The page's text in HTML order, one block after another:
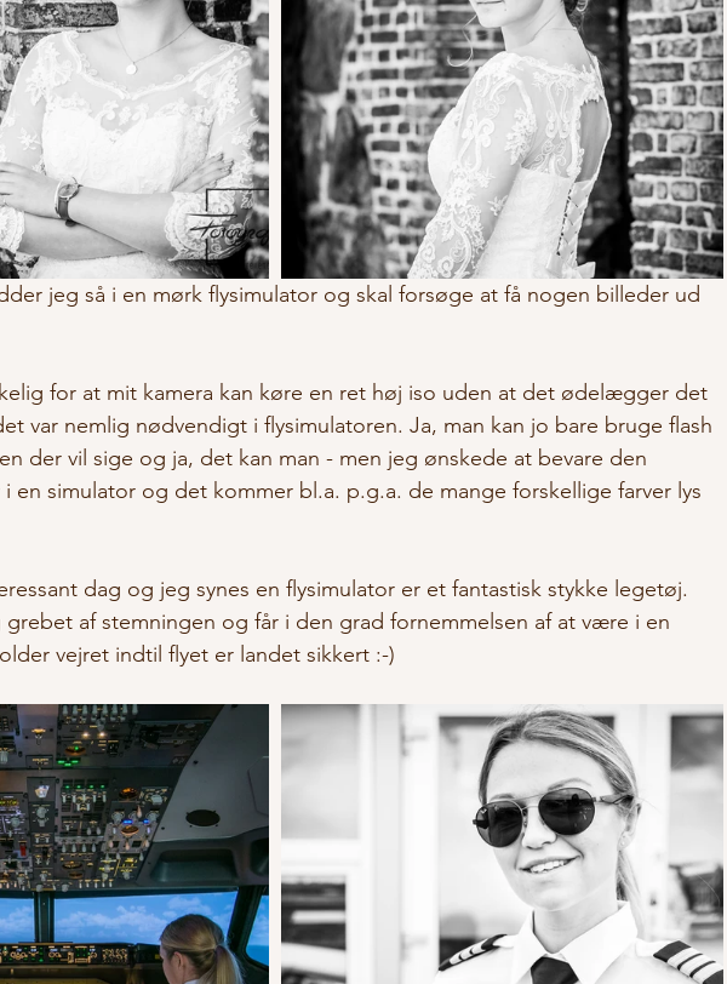
jeg så i en mørk flysimulator og skal forsøge at få nogen billeder ud
for at mit kamera kan køre en ret høj iso uden at det ødelægger det
var nemlig nødvendigt i flysimulatoren. Ja, man kan jo bare bruge flash
der vil sige og ja, det kan man - men jeg ønskede at bevare den
en simulator og det kommer bl.a. p.g.a. de mange forskellige farver lys
dag og jeg synes en flysimulator er et fantastisk stykke legetøj.
grebet af stemningen og får i den grad fornemmelsen af at være i en
vejret indtil flyet er landet sikkert :-)